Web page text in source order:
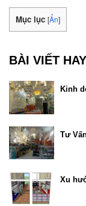
Mục lục [Ẩn]
BÀI VIẾT HAY
Kinh
Tư
Xu